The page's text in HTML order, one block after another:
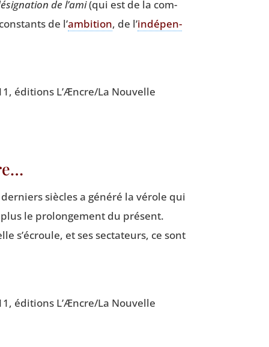
de l’ami(qui est de la com­
de l’ambi­tion, de l’indé­pen­
édi­tions L’Æncre/La Nou­velle
siècles a géné­ré la vérole qui
le pro­lon­ge­ment du pré­sent.
s’écroule, et ses sec­ta­teurs, ce sont
édi­tions L’Æncre/La Nou­velle